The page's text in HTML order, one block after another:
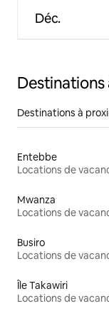
Déc.
Destinations à
Entebbe
Locations de
Mwanza
Locations de
Busiro
Locations de
Île Takawiri
Locations de